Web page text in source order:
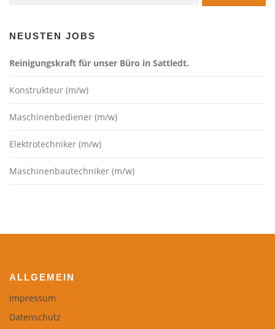
a
i
g
t
o
n
NEUSTEN JOBS
Reinigungskraft für unser Büro in Sattledt.
Konstrukteur (m/w)
Maschinenbediener (m/w)
Elektrotechniker (m/w)
Maschinenbautechniker (m/w)
ALLGEMEIN
Impressum
Datenschutz